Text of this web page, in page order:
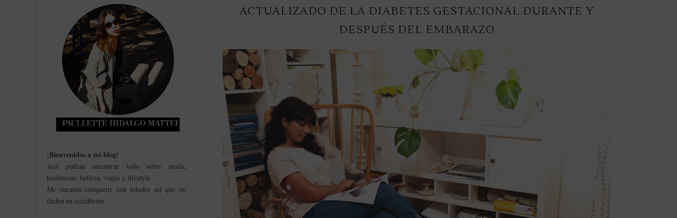
ACTUALIZADO DE LA DIABETES GESTACIONAL DURANTE Y
DESPUÉS DEL EMBARAZO
¡Bienvenidos a mi blog!
Acá podrán encontrar todo sobre moda,
tendencias, belleza, viajes y lifestyle.
Me encanta compartir con ustedes así que no
duden en escribirme.